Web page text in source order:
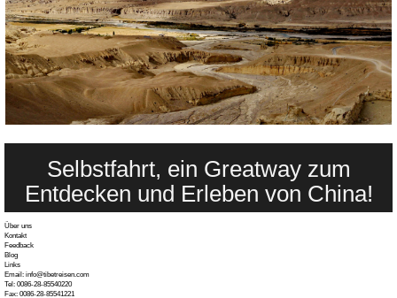
Selbstfahrt, ein Greatway zum
Entdecken und Erleben von China!
Über uns
Kontakt
Feedback
Blog
Links
Email: info@tibetreisen.com
Tel: 0086-28-85540220
Fax: 0086-28-85541221